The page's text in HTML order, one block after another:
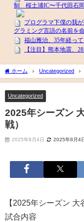
ホーム Uncategorized
Uncategorized
2025年シーズン
戦）
2025年8月4日 2025年8月4
【2025年シーズン 大
試合内容